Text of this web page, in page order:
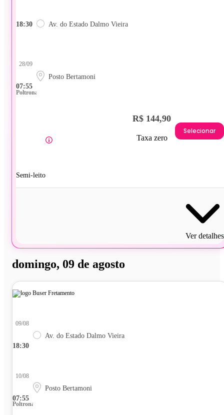
18:30 Av. do Estado Dalmo Vieira
07:55
28/09
Posto Bertamoni
Poltrona
Semi-leito
R$ 144,90
Taxa zero
Selecionar
Ver detalhes
domingo, 09 de agosto
18:30
09/08
Av. do Estado Dalmo Vieira
07:55
10/08
Posto Bertamoni
Poltrona